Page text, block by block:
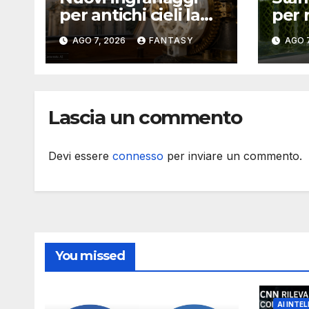
per antichi cieli la
stampa 3D
aggiorna un
osservatorio del
Rock
AGO 7, 2026 FANTASY
per
il AGO
Lascia un commento
Devi essere connesso per inviare un commento.
You missed
AI